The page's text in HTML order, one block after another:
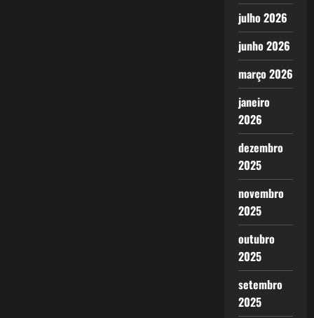
julho 2026
junho 2026
março 2026
janeiro
2026
dezembro
2025
novembro
2025
outubro
2025
setembro
2025